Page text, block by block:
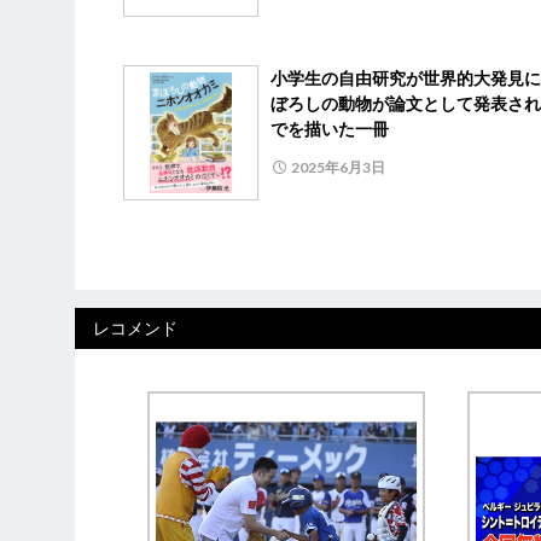
小学生の自由研究が世界的大発見
ぼろしの動物が論文として発表さ
でを描いた一冊
2025年6月3日
レコメンド